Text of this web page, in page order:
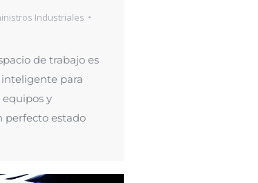
Industriales
de trabajo es
para
y
perfecto estado